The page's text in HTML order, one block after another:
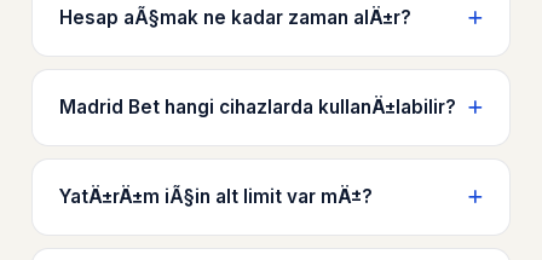
Hesap aÃ§mak ne kadar zaman alÄ±r?
Madrid Bet hangi cihazlarda kullanÄ±labilir?
YatÄ±rÄ±m iÃ§in alt limit var mÄ±?